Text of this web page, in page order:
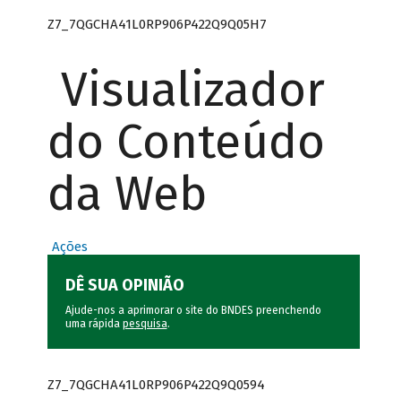
Z7_7QGCHA41L0RP906P422Q9Q05H7
Visualizador
do Conteúdo
da Web
Ações
DÊ SUA OPINIÃO
Ajude-nos a aprimorar o site do BNDES preenchendo
uma rápida pesquisa.
Z7_7QGCHA41L0RP906P422Q9Q0594